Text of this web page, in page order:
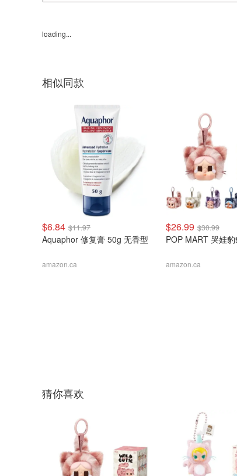
loading...
相似同款
$6.84 $11.97
Aquaphor 修复膏 50g 无香型
amazon.ca
$26.99 $30.99
POP MART 哭娃
amazon.ca
猜你喜欢